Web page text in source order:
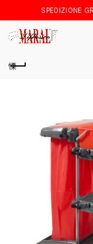
SPEDIZIONE